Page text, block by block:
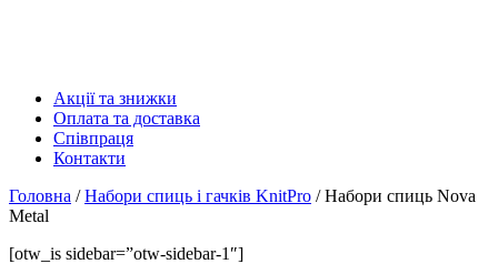
Акції та знижки
Оплата та доставка
Співпраця
Контакти
Головна /Набори спиць і гачків KnitPro / Набори спиць Nova
Metal
[otw_is sidebar=”otw-sidebar-1″]